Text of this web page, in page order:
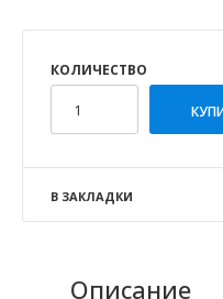
КОЛИЧЕСТВО
В ЗАКЛАДКИ
Описание